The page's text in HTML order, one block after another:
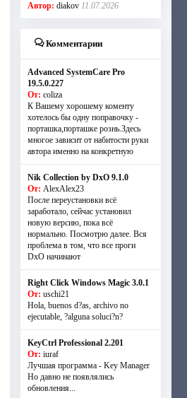
Автор: diakov 11.07.2026
Комментарии
Advanced SystemCare Pro
19.5.0.227
От: coliza
К Вашему хорошему коменту
хотелось бы одну поправочку -
порташка,порташке рознь.Здесь
многое зависит от набитости руки
автора именно на конкретную
Nik Collection by DxO 9.1.0
От: AlexAlex23
После переустановки всё
заработало, сейчас установил
новую версию, пока всё
нормально. Посмотрю далее. Вся
проблема в том, что все проги
DxO начинают
Right Click Windows Magic 3.0.1
От: uschi21
Hola, buenos d?as, archivo no
ejecutable, ?alguna soluci?n?
KeyCtrl Professional 2.201
От: iuraf
Лучшая программа - Key Manager
Но давно не появлялись
обновления...